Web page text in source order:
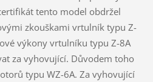
tento model obdržel
zkouškami vrtulník typu Z-
výkony vrtulníku typu Z-8A
za vyhovující. Důvodem toho
typu WZ-6A. Za vyhovující